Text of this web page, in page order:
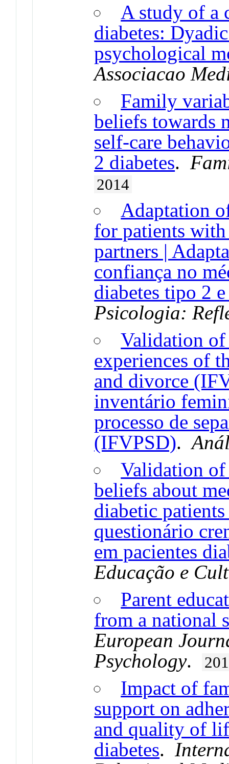
A study of a
diabetes:
psychological
Associacao
Family
beliefs towards
self-care
2 diabetes.
2014
Adaptation
for patients
partners |
confiança no
diabetes tipo 2
Psicologia:
Validation
experiences of
and divorce
inventário
processo de
(IFVPSD).
Validation of
beliefs about
diabetic
questionário
em pacientes
Educação e
Parent
from a national
European
Psychology.
Impact of
support on
and quality of
diabetes.